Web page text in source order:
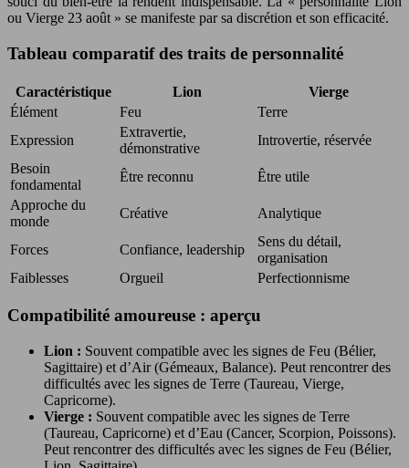
ou Vierge 23 août » se manifeste par sa discrétion et son efficacité.
Tableau comparatif des traits de personnalité
Caractéristique Lion
Vierge
Élément
Feu
Terre
Expression
Extravertie,
démonstrative
Introvertie, réservée
Besoin
fondamental
Être reconnu
Être utile
Approche du
monde
Créative Analytique
Forces Confiance, leadership
Sens du détail,
organisation
Faiblesses
Orgueil Perfectionnisme
Compatibilité amoureuse : aperçu
Lion : Souvent compatible avec les signes de Feu (Bélier,
Sagittaire) et d’Air (Gémeaux, Balance). Peut rencontrer des
difficultés avec les signes de Terre (Taureau, Vierge,
Capricorne).
Vierge : Souvent compatible avec les signes de Terre
(Taureau, Capricorne) et d’Eau (Cancer, Scorpion, Poissons).
Peut rencontrer des difficultés avec les signes de Feu (Bélier,